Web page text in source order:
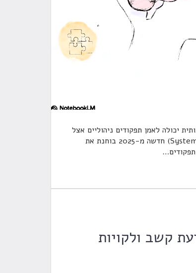
יכולה לאמן תפקודים ניהוליים אצל
ילדים עם הפרעת קשב ? סקירה שיטתית (Systematic Review) חדשה מ-2025 בוחנת את
…
קשב ולקויות